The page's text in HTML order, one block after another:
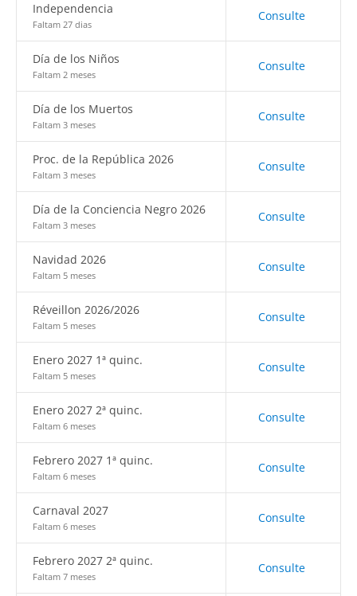
Independencia
Faltam 27 dias
Consulte
Día de los Niños
Faltam 2 meses
Consulte
Día de los Muertos
Faltam 3 meses
Consulte
Proc. de la República 2026
Faltam 3 meses
Consulte
Día de la Conciencia Negro 2026
Faltam 3 meses
Consulte
Navidad 2026
Faltam 5 meses
Consulte
Réveillon 2026/2026
Faltam 5 meses
Consulte
Enero 2027 1ª quinc.
Faltam 5 meses
Consulte
Enero 2027 2ª quinc.
Faltam 6 meses
Consulte
Febrero 2027 1ª quinc.
Faltam 6 meses
Consulte
Carnaval 2027
Faltam 6 meses
Consulte
Febrero 2027 2ª quinc.
Faltam 7 meses
Consulte